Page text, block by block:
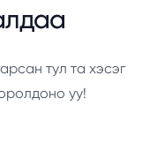
тул та хэсэг
уу!